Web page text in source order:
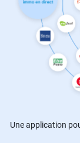
Une application